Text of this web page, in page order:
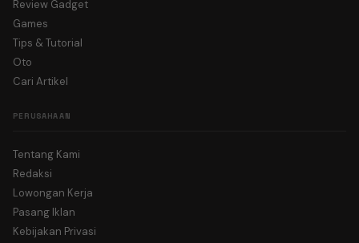
Review Gadget
Games
Tips & Tutorial
Oto
Cari Artikel
PERUSAHAAN
Tentang Kami
Redaksi
Lowongan Kerja
Pasang Iklan
Kebijakan Privasi